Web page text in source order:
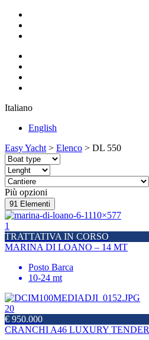
Italiano
English
Easy Yacht > Elenco > DL 550
Più opzioni
91 Elementi
1
TRATTATIVA IN CORSO
MARINA DI LOANO – 14 MT
Posto Barca
10-24 mt
20
€ 950.000
CRANCHI A46 LUXURY TENDER